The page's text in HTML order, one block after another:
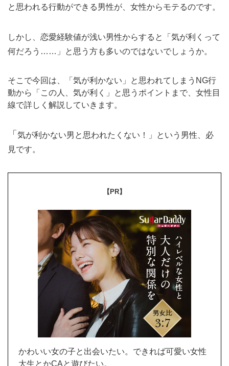
と思われる行動ができる男性が、女性からモテるのです。
しかし、恋愛経験値が浅い男性からすると「気が利くって
何だろう……」
と思う方も多いのではないでしょうか。
そこで今回は、「気が利かない」と思われてしまうNG行
動から「この人、気が利く」と思うポイントまで、女性目
線で詳しく解説していきます。
「 気が利かない男と思われたくない！」という男性、必
見です。
【PR】